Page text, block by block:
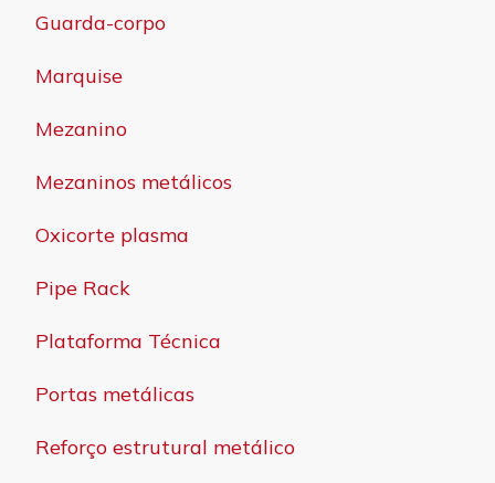
Guarda-corpo
Marquise
Mezanino
Mezaninos metálicos
Oxicorte plasma
Pipe Rack
Plataforma Técnica
Portas metálicas
Reforço estrutural metálico